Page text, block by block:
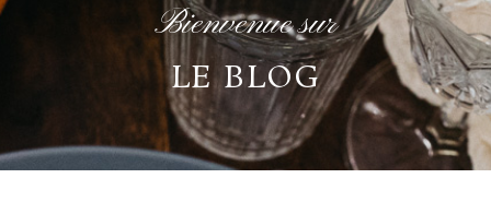
Bienvenue sur
LE BLOG